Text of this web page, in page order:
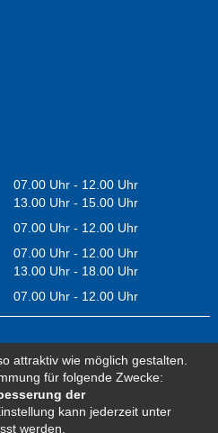
07.00 Uhr - 12.00 Uhr
13.00 Uhr - 15.00 Uhr
07.00 Uhr - 12.00 Uhr
07.00 Uhr - 12.00 Uhr
13.00 Uhr - 18.00 Uhr
07.00 Uhr - 12.00 Uhr
attraktiv wie möglich gestalten.
für folgende Zwecke:
der
kann jederzeit unter
werden.